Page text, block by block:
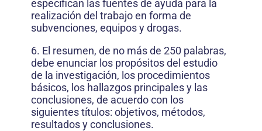
especifican las fuentes de ayuda para la
realización del trabajo en forma de
subvenciones, equipos y drogas.
6. El resumen, de no más de 250 palabras,
debe enunciar los propósitos del estudio
de la investigación, los procedimientos
básicos, los hallazgos principales y las
conclusiones, de acuerdo con los
siguientes títulos: objetivos, métodos,
resultados y conclusiones.